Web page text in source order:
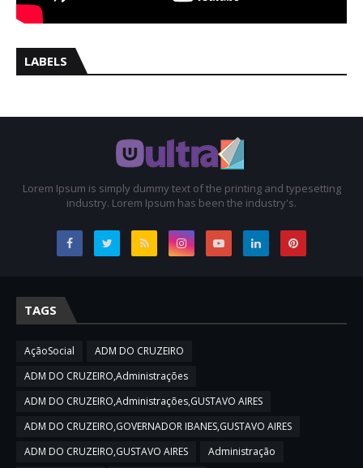
LABELS
Lorem Ipsum is simply dummy text of the printing and typesetting
industry. Lorem Ipsum has been the industry's.
TAGS
AçãoSocial
ADM DO CRUZEIRO
ADM DO CRUZEIRO,Administrações
ADM DO CRUZEIRO,Administrações,GUSTAVO AIRES
ADM DO CRUZEIRO,GOVERNADOR IBANES,GUSTAVO AIRES
ADM DO CRUZEIRO,GUSTAVO AIRES
Administração